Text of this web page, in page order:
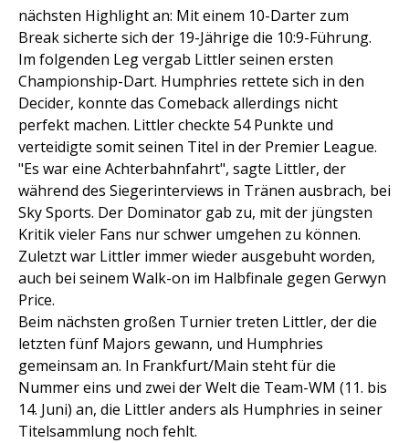
nächsten Highlight an: Mit einem 10-Darter zum
Break sicherte sich der 19-Jährige die 10:9-Führung.
Im folgenden Leg vergab Littler seinen ersten
Championship-Dart. Humphries rettete sich in den
Decider, konnte das Comeback allerdings nicht
perfekt machen. Littler checkte 54 Punkte und
verteidigte somit seinen Titel in der Premier League.
"Es war eine Achterbahnfahrt", sagte Littler, der
während des Siegerinterviews in Tränen ausbrach, bei
Sky Sports. Der Dominator gab zu, mit der jüngsten
Kritik vieler Fans nur schwer umgehen zu können.
Zuletzt war Littler immer wieder ausgebuht worden,
auch bei seinem Walk-on im Halbfinale gegen Gerwyn
Price.
Beim nächsten großen Turnier treten Littler, der die
letzten fünf Majors gewann, und Humphries
gemeinsam an. In Frankfurt/Main steht für die
Nummer eins und zwei der Welt die Team-WM (11. bis
14. Juni) an, die Littler anders als Humphries in seiner
Titelsammlung noch fehlt.